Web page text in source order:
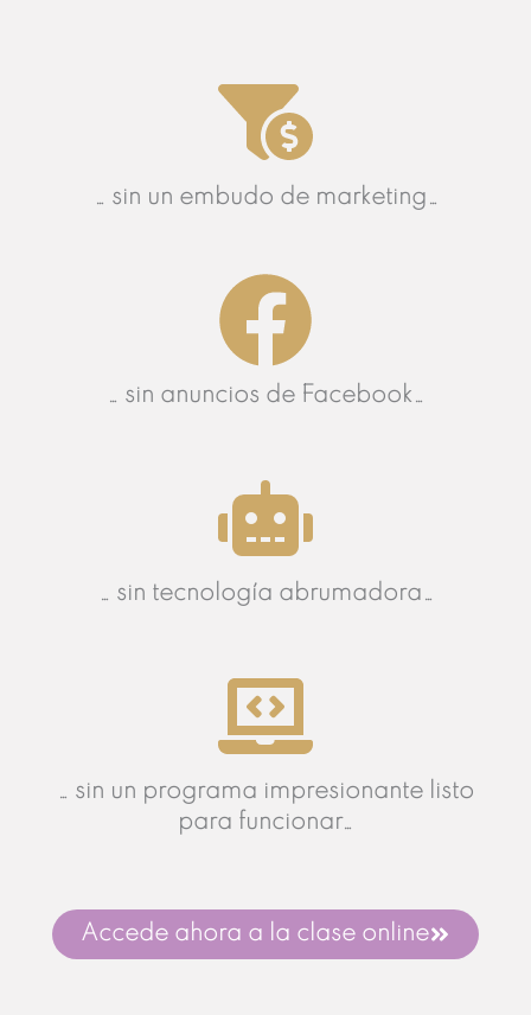
… sin un embudo de marketing…
… sin anuncios de Facebook…
… sin tecnología abrumadora…
… sin un programa impresionante listo
para funcionar…
Accede ahora a la clase online